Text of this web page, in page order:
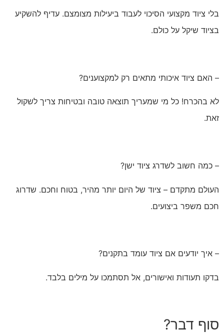
בלי ציוד מקצועי הסיכוי לעבוד ביעילות מצומצם. עדיף להשקיע
בציוד שיקל על כולם.
– האם ציוד איכותי מתאים רק למקצוענים?
לא בהכרח! כל מי שמעריך תוצאה טובה ובטיחות צריך לשקול
זאת.
– כמה חשוב לשדרג ציוד ישן?
העולם מתקדם – ציוד של היום יותר מהיר, בטוח וחכם. שדרוג
חכם משפר ביצועים.
– איך יודעים אם ציוד עומד בתקנים?
בדקו תעודות ואישורים, אל תסתמכו על מילים בלבד.
סוף דבר?